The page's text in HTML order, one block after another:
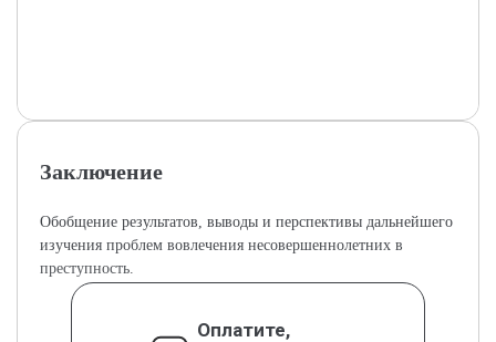
Заключение
Обобщение результатов, выводы и перспективы дальнейшего
изучения проблем вовлечения несовершеннолетних в
преступность.
Оплатите,